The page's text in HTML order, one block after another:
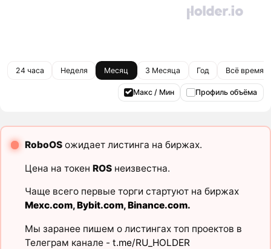
24 часа Неделя Месяц 3 Месяца Год Всё время
Макс / Мин Профиль объёма
RoboOSожидает листинга на биржах.
Цена на токен ROSнеизвестна.
Чаще всего первые торги стартуют на биржах
Mexc.com,Bybit.com,Binance.com.
Мы заранее пишем о листингах топ проектов в
Телеграм канале - t.me/RU_HOLDER